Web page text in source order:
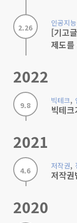
2.26 인공지능
[기고
제도
2022
9.8 빅테크,
빅테
2021
4.6 저작권,
저작
2020